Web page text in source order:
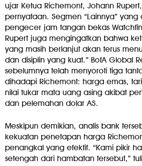
ujar Ketua Richemont, Johann
pernyataan. Segmen “Lainnya” yang
pengecer jam tangan bekas
Rupert juga mengingatkan bahwa
yang masih berlanjut akan terus
dan disiplin yang kuat.” BofA Global
sebelumnya telah menyoroti tiga
dihadapi Richemont: harga emas,
nilai tukar mata uang asing akibat
dan pelemahan dolar AS.
Meskipun demikian, analis bank
kekuatan penetapan harga
penangkal yang efektif. “Kami pikir
setengah dari hambatan tersebut,”